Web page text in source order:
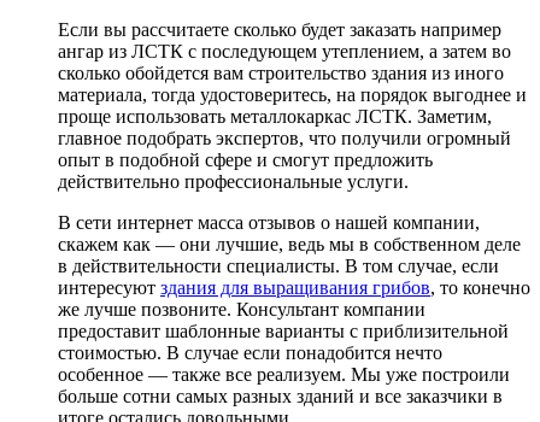
Если вы рассчитаете сколько будет заказать например
ангар из ЛСТК с последующем утеплением, а затем во
сколько обойдется вам строительство здания из иного
материала, тогда удостоверитесь, на порядок выгоднее и
проще использовать металлокаркас ЛСТК. Заметим,
главное подобрать экспертов, что получили огромный
опыт в подобной сфере и смогут предложить
действительно профессиональные услуги.
В сети интернет масса отзывов о нашей компании,
скажем как — они лучшие, ведь мы в собственном деле
в действительности специалисты. В том случае, если
интересуют здания для выращивания грибов, то конечно
же лучше позвоните. Консультант компании
предоставит шаблонные варианты с приблизительной
стоимостью. В случае если понадобится нечто
особенное — также все реализуем. Мы уже построили
больше сотни самых разных зданий и все заказчики в
итоге остались довольными.